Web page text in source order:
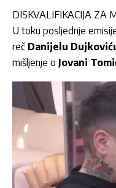
DISKVALIFIKACIJA ZA
U toku posljednje
reč Danijelu
mišljenje o Jovani